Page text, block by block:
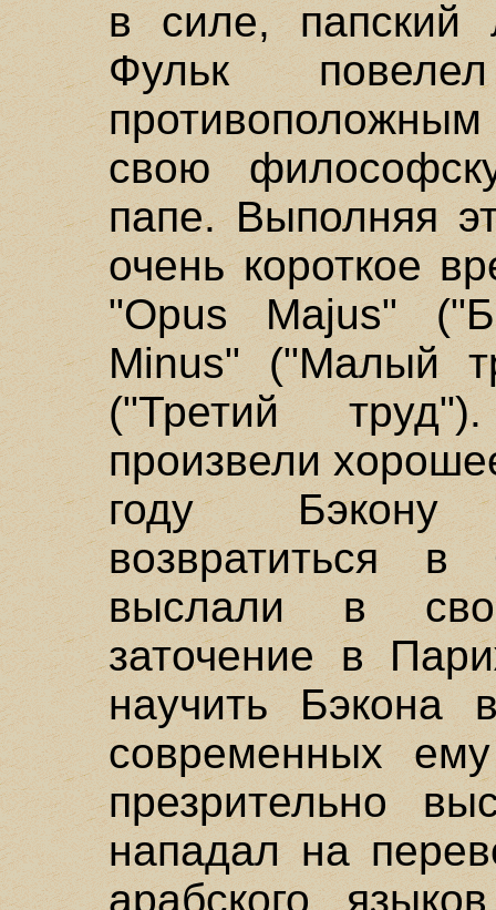
в силе, папский
Фульк
свою
папе. Выполняя
очень короткое
"Opus Majus"
Minus" ("Малый
("Третий
произвели
году
возвратиться
выслали в
заточение в
научить Бэкона
современных
презрительно
нападал на
арабского